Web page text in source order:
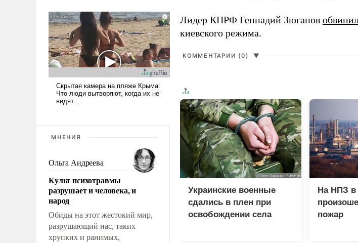
МНЕНИЯ
Ольга Андреева
Культ психотравмы
разрушает и человека, и
народ
Обиды на этот жестокий мир,
разрушающий нас, таких
хрупких и ранимых,
Лидер КПРФ Геннадий Зюганов
киевского режима.
КОММЕНТАРИИ (0) ▼
Украинские военные
сдались в плен при
освобождении села
На НПЗ в
пожар